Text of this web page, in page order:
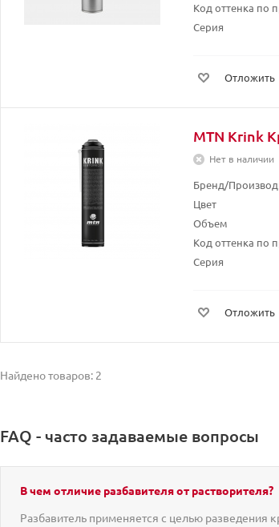
Код оттенка по
Серия
Отложить
MTN Krink
Нет в наличии
Бренд/
Цвет
Объем
Код оттенка по
Серия
Отложить
Найдено товаров: 2
FAQ - часто задаваемые вопросы
В чем отличие разбавителя от растворителя?
Разбавитель применяется с целью разведения